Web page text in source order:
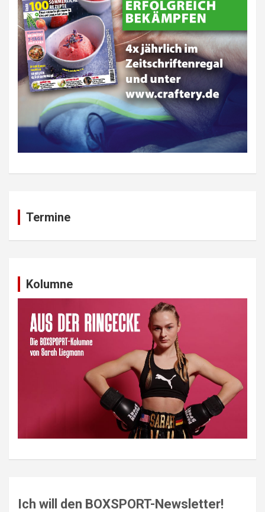
Termine
Kolumne
Ich will den BOXSPORT-Newsletter!